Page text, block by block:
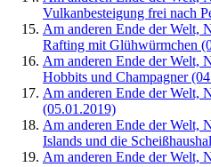
Vulkanbesteigung frei nach
Am anderen Ende der Welt,
Rafting mit Glühwürmchen
Am anderen Ende der Welt,
Hobbits und Champagner
Am anderen Ende der Welt,
(05.01.2019)
Am anderen Ende der Welt,
Islands und die
Am anderen Ende der Welt,